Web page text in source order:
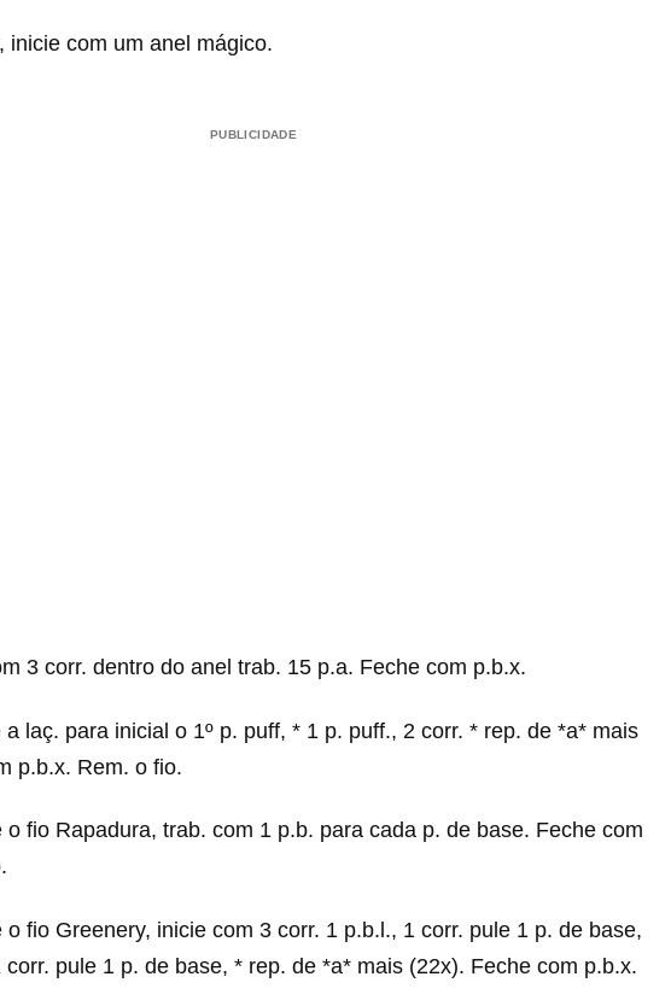
inicie com um anel mágico.
PUBLICIDADE
3 corr. dentro do anel trab. 15 p.a. Feche com p.b.x.
a laç. para inicial o 1º p. puff, * 1 p. puff., 2 corr. * rep. de *a* mais
p.b.x. Rem. o fio.
o fio Rapadura, trab. com 1 p.b. para cada p. de base. Feche com
o fio Greenery, inicie com 3 corr. 1 p.b.l., 1 corr. pule 1 p. de base,
pule 1 p. de base, * rep. de *a* mais (22x). Feche com p.b.x.